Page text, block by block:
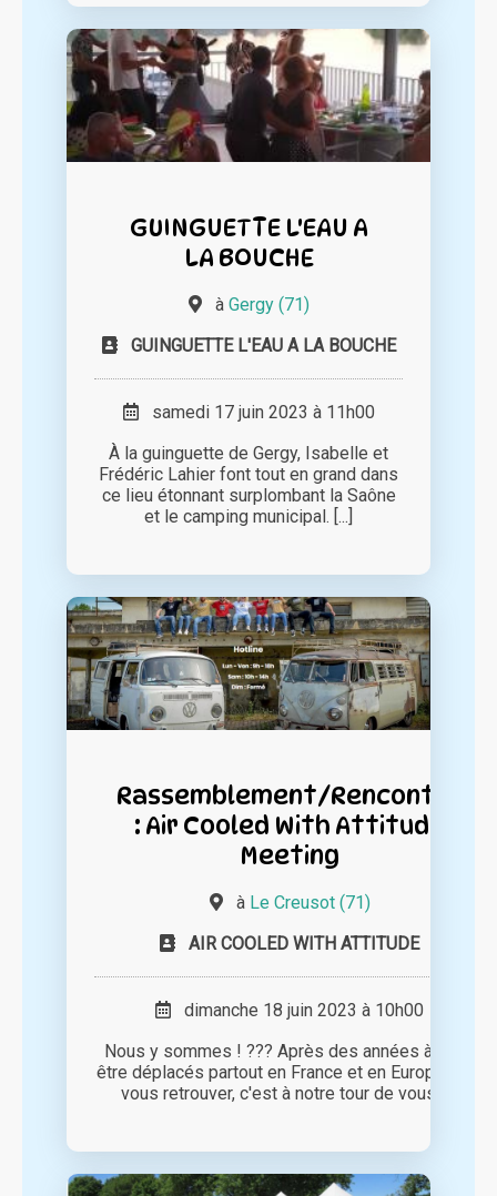
GUINGUETTE L'EAU A
LA BOUCHE
à Gergy (71)
GUINGUETTE L'EAU A LA BOUCHE
samedi 17 juin 2023 à 11h00
À la guinguette de Gergy, Isabelle et
Frédéric Lahier font tout en grand dans
ce lieu étonnant surplombant la Saône
et le camping municipal. [...]
Rassemblement/Rencontre
: Air Cooled With Attitude
Meeting
à Le Creusot (71)
AIR COOLED WITH ATTITUDE
dimanche 18 juin 2023 à 10h00
Nous y sommes ! ??? Après des années à nous
être déplacés partout en France et en Europe pour
vous retrouver, c'est à notre tour de vous [...]